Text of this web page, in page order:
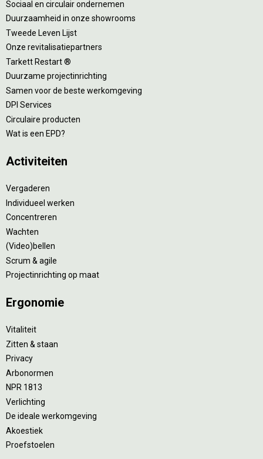
Sociaal en circulair ondernemen
Duurzaamheid in onze showrooms
Tweede Leven Lijst
Onze revitalisatiepartners
Tarkett Restart ®
Duurzame projectinrichting
Samen voor de beste werkomgeving
DPI Services
Circulaire producten
Wat is een EPD?
Activiteiten
Vergaderen
Individueel werken
Concentreren
Wachten
(Video)bellen
Scrum & agile
Projectinrichting op maat
Ergonomie
Vitaliteit
Zitten & staan
Privacy
Arbonormen
NPR 1813
Verlichting
De ideale werkomgeving
Akoestiek
Proefstoelen